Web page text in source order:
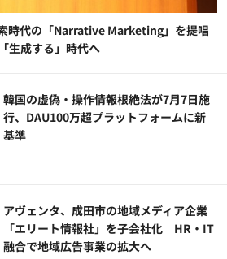
時代の「Narrative Marketing」を提唱
生成する」時代へ
韓国の虚偽・操作情報根絶法が7月7日施
行、DAU100万超プラットフォームに新
基準
アヴェンタ、成田市の地域メディア企業
「エリート情報社」を子会社化 HR・IT
融合で地域広告事業の拡大へ